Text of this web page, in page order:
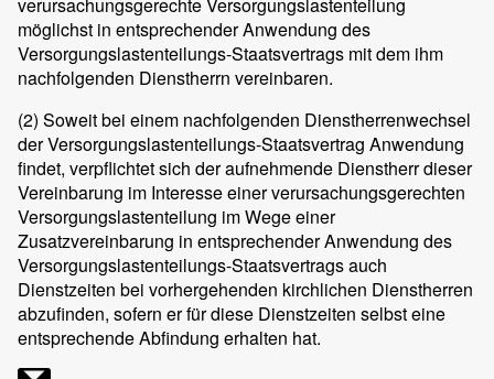
möglichst in entsprechender Anwendung des
Versorgungslastenteilungs-Staatsvertrags mit dem ihm
nachfolgenden Dienstherrn vereinbaren.
(2) Soweit bei einem nachfolgenden Dienstherrenwechsel
der Versorgungslastenteilungs-Staatsvertrag Anwendung
findet, verpflichtet sich der aufnehmende Dienstherr dieser
Vereinbarung im Interesse einer verursachungsgerechten
Versorgungslastenteilung im Wege einer
Zusatzvereinbarung in entsprechender Anwendung des
Versorgungslastenteilungs-Staatsvertrags auch
Dienstzeiten bei vorhergehenden kirchlichen Dienstherren
abzufinden, sofern er für diese Dienstzeiten selbst eine
entsprechende Abfindung erhalten hat.